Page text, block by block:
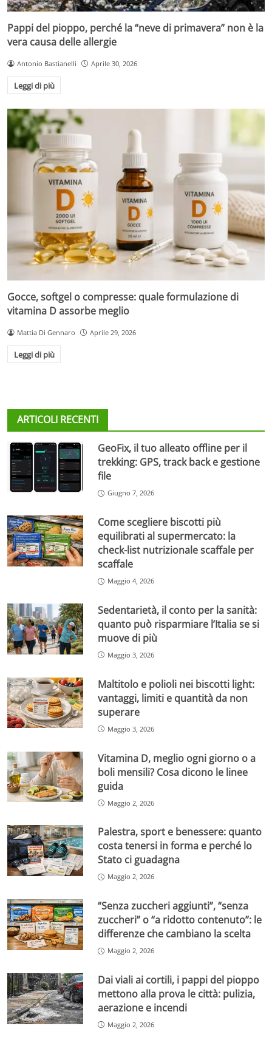
Pappi del pioppo, perché la “neve di primavera” non è la
vera causa delle allergie
Antonio Bastianelli Aprile 30, 2026
Leggi di più
Gocce, softgel o compresse: quale formulazione di
vitamina D assorbe meglio
Mattia Di Gennaro Aprile 29, 2026
Leggi di più
ARTICOLI RECENTI
GeoFix, il tuo alleato offline per il
trekking: GPS, track back e gestione
file
Giugno 7, 2026
Come scegliere biscotti più
equilibrati al supermercato: la
check-list nutrizionale scaffale per
scaffale
Maggio 4, 2026
Sedentarietà, il conto per la sanità:
quanto può risparmiare l’Italia se si
muove di più
Maggio 3, 2026
Maltitolo e polioli nei biscotti light:
vantaggi, limiti e quantità da non
superare
Maggio 3, 2026
Vitamina D, meglio ogni giorno o a
boli mensili? Cosa dicono le linee
guida
Maggio 2, 2026
Palestra, sport e benessere: quanto
costa tenersi in forma e perché lo
Stato ci guadagna
Maggio 2, 2026
“Senza zuccheri aggiunti”, “senza
zuccheri” o “a ridotto contenuto”: le
differenze che cambiano la scelta
Maggio 2, 2026
Dai viali ai cortili, i pappi del pioppo
mettono alla prova le città: pulizia,
aerazione e incendi
Maggio 2, 2026